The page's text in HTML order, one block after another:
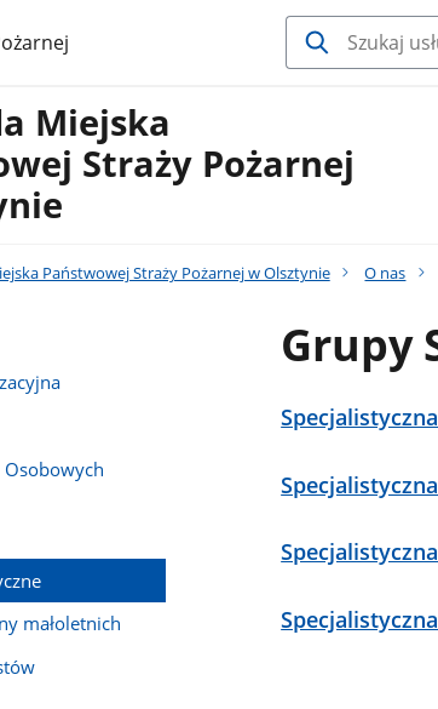
Miejska
Straży Pożarnej
Państwowej Straży Pożarnej w Olsztynie O nas
małoletnich
Grupy